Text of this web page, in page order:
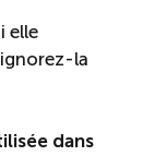
elle
la
dans